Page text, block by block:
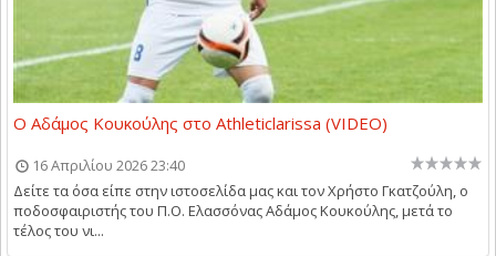
Ο Αδάμος Κουκούλης στο Athleticlarissa (VIDEO)
16 Απριλίου 2026 23:40
Δείτε τα όσα είπε στην ιστοσελίδα μας και τον Χρήστο Γκατζούλη, ο
ποδοσφαιριστής του Π.Ο. Ελασσόνας Αδάμος Κουκούλης, μετά το
τέλος του νι...